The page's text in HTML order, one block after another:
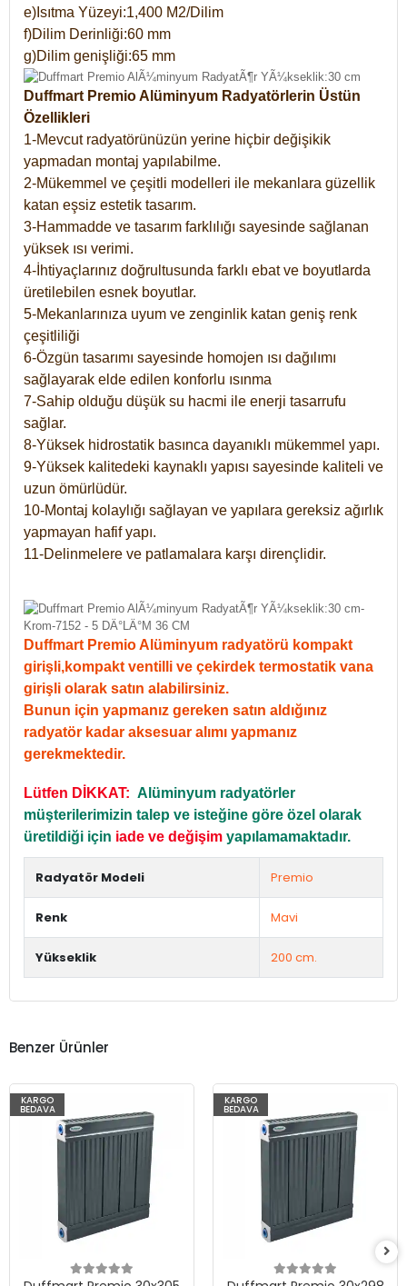
e)Isıtma Yüzeyi:1,400 M2/Dilim
f)Dilim Derinliği:60 mm
g)Dilim genişliği:65 mm
Duffmart Premio Alüminyum Radyatörlerin Üstün
Özellikleri
1-Mevcut radyatörünüzün yerine hiçbir değişikik
yapmadan montaj yapılabilme.
2-Mükemmel ve çeşitli modelleri ile mekanlara güzellik
katan eşsiz estetik tasarım.
3-Hammadde ve tasarım farklılığı sayesinde sağlanan
yüksek ısı verimi.
4-İhtiyaçlarınız doğrultusunda farklı ebat ve boyutlarda
üretilebilen esnek boyutlar.
5-Mekanlarınıza uyum ve zenginlik katan geniş renk
çeşitliliği
6-Özgün tasarımı sayesinde homojen ısı dağılımı
sağlayarak elde edilen konforlu ısınma
7-Sahip olduğu düşük su hacmi ile enerji tasarrufu
sağlar.
8-Yüksek hidrostatik basınca dayanıklı mükemmel yapı.
9-Yüksek kalitedeki kaynaklı yapısı sayesinde kaliteli ve
uzun ömürlüdür.
10-Montaj kolaylığı sağlayan ve yapılara gereksiz ağırlık
yapmayan hafif yapı.
11-Delinmelere ve patlamalara karşı dirençlidir.
Duffmart Premio Alüminyum radyatörü kompakt
girişli,kompakt ventilli ve çekirdek termostatik vana
girişli olarak satın alabilirsiniz.
Bunun için yapmanız gereken satın aldığınız
radyatör kadar aksesuar alımı yapmanız
gerekmektedir.
Lütfen DİKKAT: Alüminyum radyatörler
müşterilerimizin talep ve isteğine göre özel olarak
üretildiği için iade ve değişim yapılamamaktadır.
Radyatör Modeli Premio
Renk Mavi
Yükseklik 200 cm.
Benzer Ürünler
KARGO
BEDAVA
KARGO
BEDAVA